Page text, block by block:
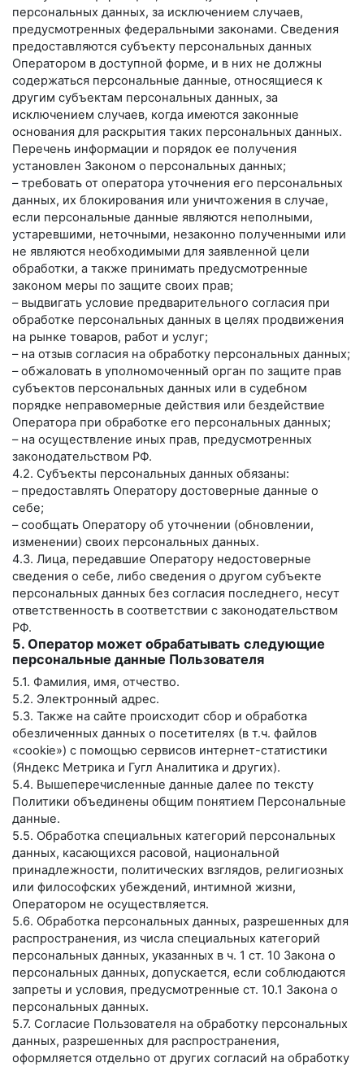
персональных данных, за исключением случаев,
предусмотренных федеральными законами. Сведения
предоставляются субъекту персональных данных
Оператором в доступной форме, и в них не должны
содержаться персональные данные, относящиеся к
другим субъектам персональных данных, за
исключением случаев, когда имеются законные
основания для раскрытия таких персональных данных.
Перечень информации и порядок ее получения
установлен Законом о персональных данных;
– требовать от оператора уточнения его персональных
данных, их блокирования или уничтожения в случае,
если персональные данные являются неполными,
устаревшими, неточными, незаконно полученными или
не являются необходимыми для заявленной цели
обработки, а также принимать предусмотренные
законом меры по защите своих прав;
– выдвигать условие предварительного согласия при
обработке персональных данных в целях продвижения
на рынке товаров, работ и услуг;
– на отзыв согласия на обработку персональных данных;
– обжаловать в уполномоченный орган по защите прав
субъектов персональных данных или в судебном
порядке неправомерные действия или бездействие
Оператора при обработке его персональных данных;
– на осуществление иных прав, предусмотренных
законодательством РФ.
4.2. Субъекты персональных данных обязаны:
– предоставлять Оператору достоверные данные о
себе;
– сообщать Оператору об уточнении (обновлении,
изменении) своих персональных данных.
4.3. Лица, передавшие Оператору недостоверные
сведения о себе, либо сведения о другом субъекте
персональных данных без согласия последнего, несут
ответственность в соответствии с законодательством
РФ.
5. Оператор может обрабатывать следующие
персональные данные Пользователя
5.1. Фамилия, имя, отчество.
5.2. Электронный адрес.
5.3. Также на сайте происходит сбор и обработка
обезличенных данных о посетителях (в т.ч. файлов
«cookie») с помощью сервисов интернет-статистики
(Яндекс Метрика и Гугл Аналитика и других).
5.4. Вышеперечисленные данные далее по тексту
Политики объединены общим понятием Персональные
данные.
5.5. Обработка специальных категорий персональных
данных, касающихся расовой, национальной
принадлежности, политических взглядов, религиозных
или философских убеждений, интимной жизни,
Оператором не осуществляется.
5.6. Обработка персональных данных, разрешенных для
распространения, из числа специальных категорий
персональных данных, указанных в ч. 1 ст. 10 Закона о
персональных данных, допускается, если соблюдаются
запреты и условия, предусмотренные ст. 10.1 Закона о
персональных данных.
5.7. Согласие Пользователя на обработку персональных
данных, разрешенных для распространения,
оформляется отдельно от других согласий на обработку